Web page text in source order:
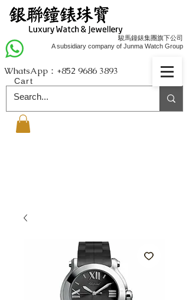
駿馬鐘錶集團旗下公司
A subsidiary company of Junma Watch Group
Cart
WhatsApp：+852 9686 3893